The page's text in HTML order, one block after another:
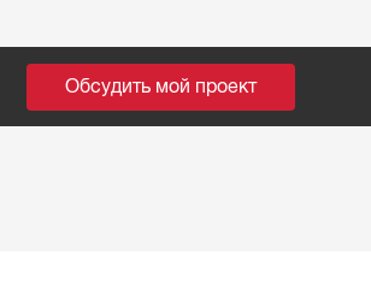
Обсудить мой проект